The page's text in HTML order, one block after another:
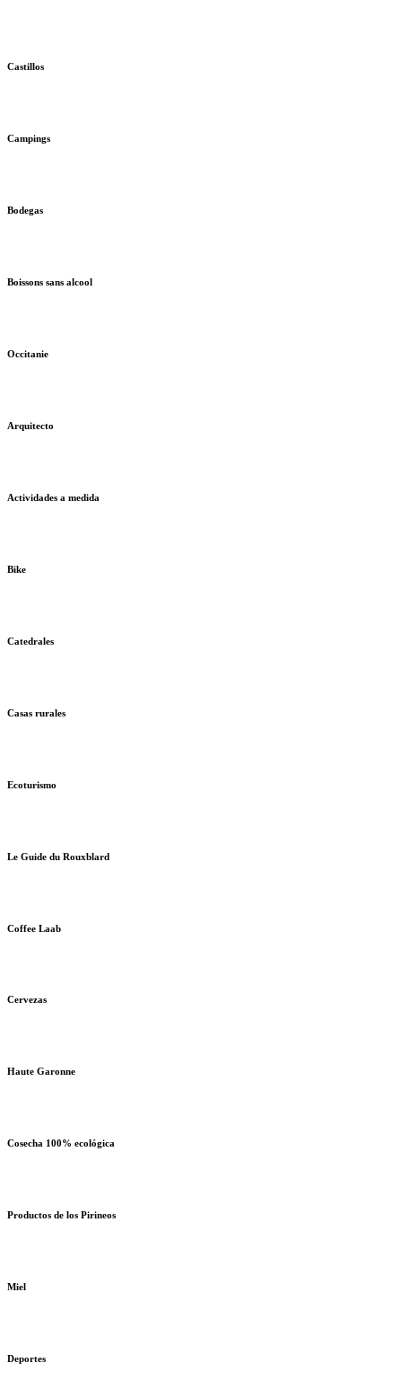
Castillos
Campings
Bodegas
Boissons sans alcool
Occitanie
Arquitecto
Actividades a medida
Bike
Catedrales
Casas rurales
Ecoturismo
Le Guide du Rouxblard
Coffee Laab
Cervezas
Haute Garonne
Cosecha 100% ecológica
Productos de los Pirineos
Miel
Deportes